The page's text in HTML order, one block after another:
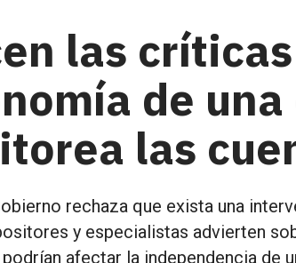
las
de
las
rechaza que exista una
y especialistas advierten
afectar la independencia de